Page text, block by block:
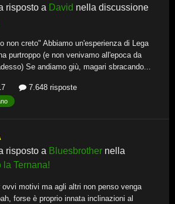
risposto a David nella discussione
non creto" Abbiamo un'esperienza di Lega
purtroppo (e non venivamo all'epoca da
Se andiamo giù, magari sbracando...
7.648 risposte
risposto a Bluesbrother nella
la Ternana!
ovvi motivi ma agli altri non penso venga
forse è proprio innata inclinazioni al